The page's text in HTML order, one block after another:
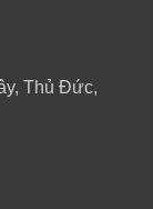
Thủ Đức,